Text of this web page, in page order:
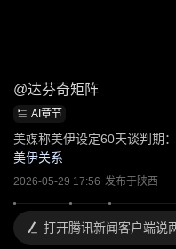
@达芬奇矩阵
AI章节
美媒称美伊设定60天谈判期
美伊关系
2026-05-29 17:56 发布于陕西
打开腾讯新闻客户端说